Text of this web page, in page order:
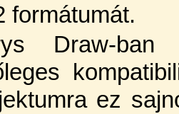
formátumát.
Draw-
ez